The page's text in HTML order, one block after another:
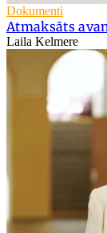
Dokumenti
Atmaksāts
Laila Kelmere